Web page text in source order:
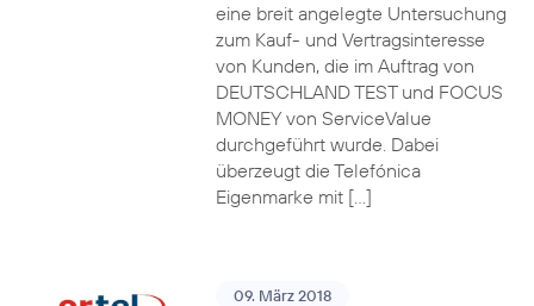
eine breit angelegte Untersuchung
zum Kauf- und Vertragsinteresse
von Kunden, die im Auftrag von
DEUTSCHLAND TEST und FOCUS
MONEY von ServiceValue
durchgeführt wurde. Dabei
überzeugt die Telefónica
Eigenmarke mit […]
09. März 2018